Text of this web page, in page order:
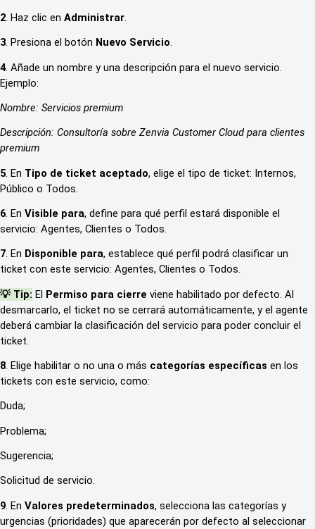
2. Haz clic en Administrar.
3. Presiona el botón Nuevo Servicio.
4. Añade un nombre y una descripción para el nuevo servicio.
Ejemplo:
Nombre: Servicios premium
Descripción: Consultoría sobre Zenvia Customer Cloud para clientes
premium
5 . En Tipo de ticket aceptado, elige el tipo de ticket: Internos,
Público o Todos.
6. En Visible para, define para qué perfil estará disponible el
servicio: Agentes, Clientes o Todos.
7. En Disponible para, establece qué perfil podrá clasificar un
ticket con este servicio: Agentes, Clientes o Todos.
💡 Tip: El Permiso para cierre viene habilitado por defecto. Al
desmarcarlo, el ticket no se cerrará automáticamente, y el agente
deberá cambiar la clasificación del servicio para poder concluir el
ticket.
8. Elige habilitar o no una o más categorías específicas en los
tickets con este servicio, como:
Duda;
Problema;
Sugerencia;
Solicitud de servicio.
9 . En Valores predeterminados, selecciona las categorías y
urgencias (prioridades) que aparecerán por defecto al seleccionar